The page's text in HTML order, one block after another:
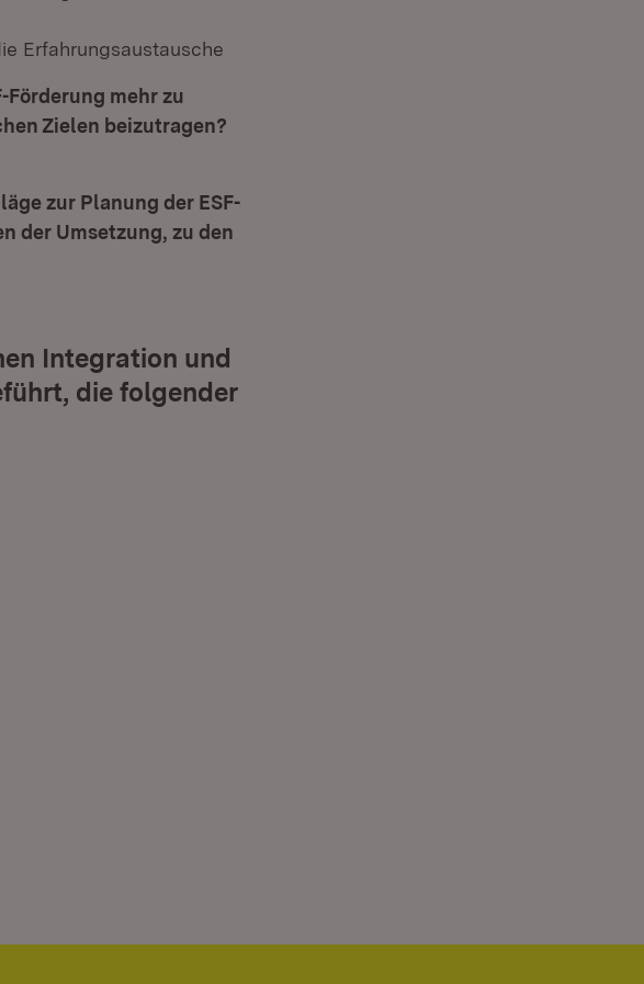
Erfahrungsaustausche
Förderung mehr zu
Zielen beizutragen?
zur Planung der ESF-
der Umsetzung, zu den
Integration und
die folgender